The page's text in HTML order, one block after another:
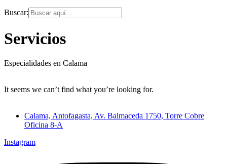
Buscar:
Servicios
Especialidades en Calama
It seems we can’t find what you’re looking for.
Calama, Antofagasta, Av. Balmaceda 1750, Torre Cobre
Oficina 8-A
Instagram